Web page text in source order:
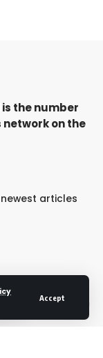
Accept
the number
network on the
articles